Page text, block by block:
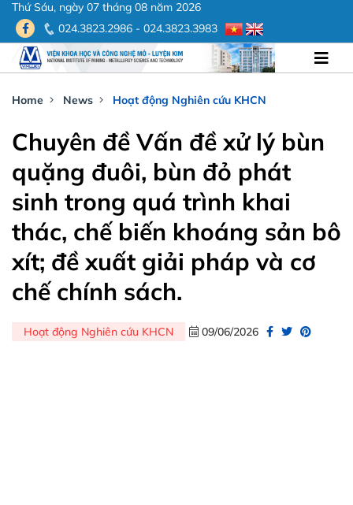
Thứ Sáu, ngày 07 tháng 08 năm 2026
024.3823.2986 - 024.3823.3983
Home News Hoạt động Nghiên cứu KHCN
Chuyên đề Vấn đề xử lý bùn
quặng đuôi, bùn đỏ phát
sinh trong quá trình khai
thác, chế biến khoáng sản bô
xít; đề xuất giải pháp và cơ
chế chính sách.
Hoạt động Nghiên cứu KHCN 09/06/2026